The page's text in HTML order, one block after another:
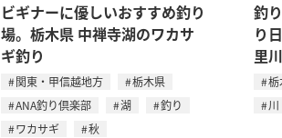
ビギナーに優しいおすすめ釣り
場。栃木県 中禅寺湖のワカサ
ギ釣り
関東・甲信越地方
栃木県
ANA釣り倶楽部
湖
釣り
ワカサギ
秋
釣
り
里川
栃
川